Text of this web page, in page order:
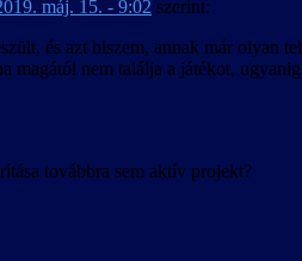
máj. 15. - 9:02 szerint:
és azt hiszem, annak már olyan
magától nem találja a játékot,
továbbra sem aktív projekt?